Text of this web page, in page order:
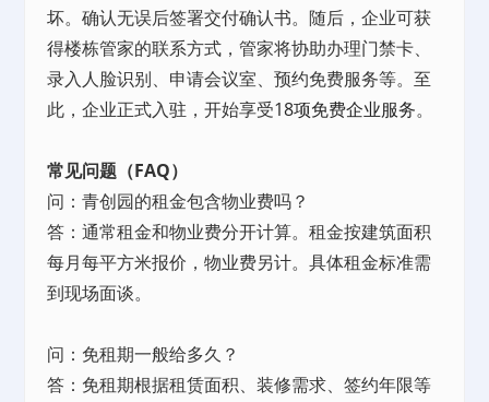
坏。确认无误后签署交付确认书。随后，企业可获
得楼栋管家的联系方式，管家将协助办理门禁卡、
录入人脸识别、申请会议室、预约免费服务等。至
此，企业正式入驻，开始享受18项免费企业服务。
常见问题（FAQ）
问：青创园的租金包含物业费吗？
答：通常租金和物业费分开计算。租金按建筑面积
每月每平方米报价，物业费另计。具体租金标准需
到现场面谈。
问：免租期一般给多久？
答：免租期根据租赁面积、装修需求、签约年限等